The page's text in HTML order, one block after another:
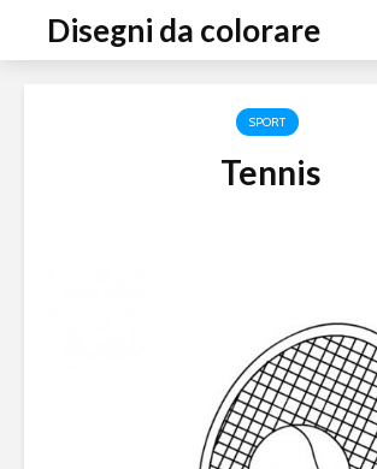
Disegni da colorare
SPORT
Tennis